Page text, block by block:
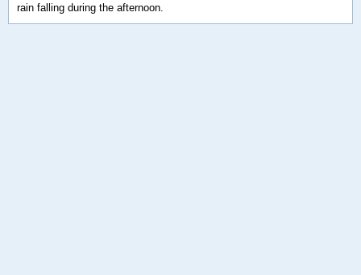
rain falling during the afternoon.